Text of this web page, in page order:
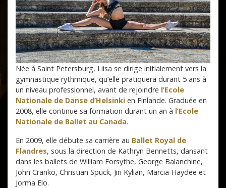
Née à Saint Petersburg, Liisa se dirige initialement vers la
gymnastique rythmique, qu’elle pratiquera durant 5 ans à
un niveau professionnel, avant de rejoindre l’Ecole
Nationale de Danse d’Helsinki en Finlande. Graduée en
2008, elle continue sa formation durant un an à l’Ecole
Nationale de Ballet au Canada.
En 2009, elle débute sa carrière au Ballet Royal de
Flandres, sous la direction de Kathryn Bennetts, dansant
dans les ballets de William Forsythe, George Balanchine,
John Cranko, Christian Spuck, Jiri Kylian, Marcia Haydee et
Jorma Elo.